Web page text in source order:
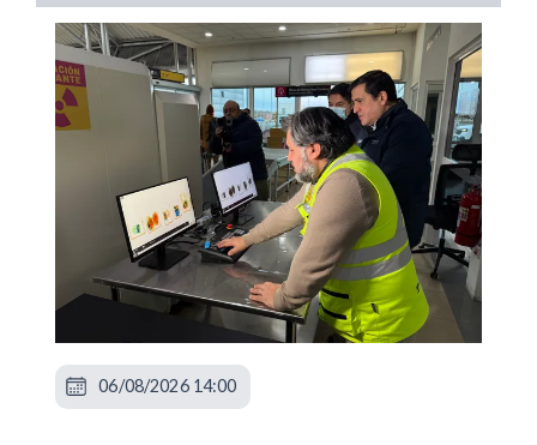
06/08/2026 14:00